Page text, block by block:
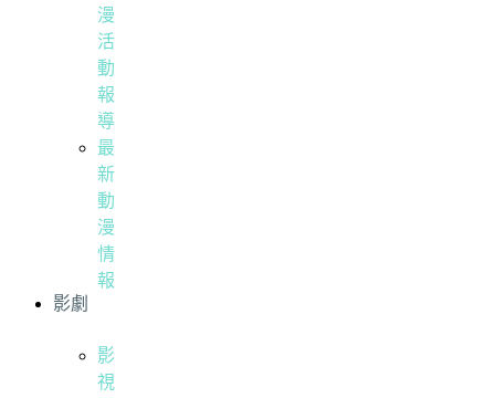
漫
活
動
報
導
最
新
動
漫
情
報
影劇
影
視